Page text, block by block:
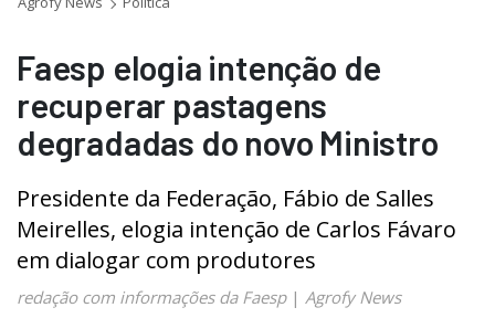
Faesp elogia intenção de
recuperar pastagens
degradadas do novo Ministro
Presidente da Federação, Fábio de Salles
Meirelles, elogia intenção de Carlos Fávaro
em dialogar com produtores
redação com informações da Faesp| Agrofy News